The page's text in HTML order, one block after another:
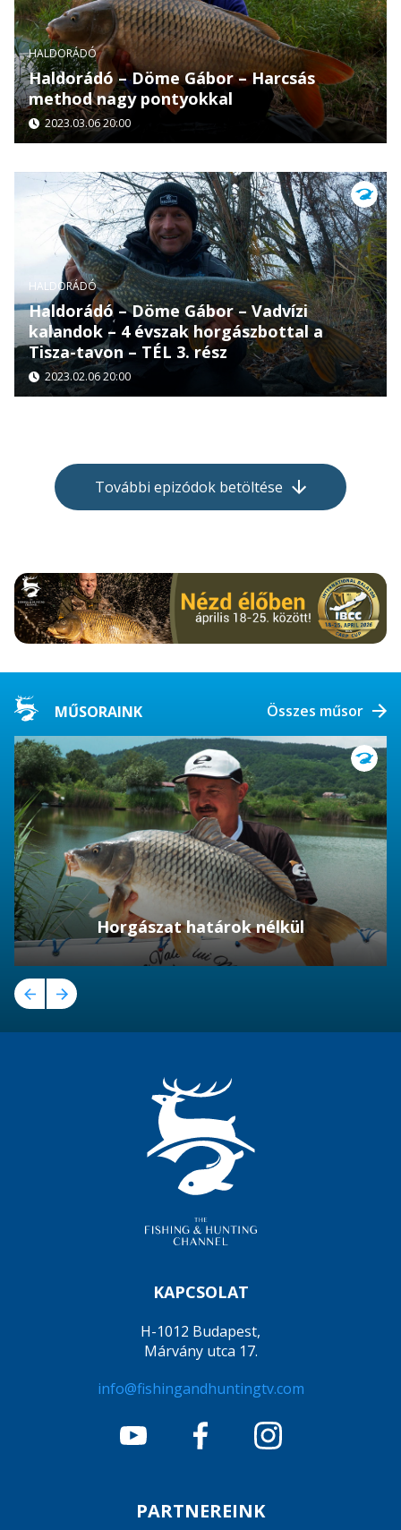
HALDORÁDÓ
Haldorádó – Döme Gábor – Harcsás
method nagy pontyokkal
2023.03.06 20:00
HALDORÁDÓ
Haldorádó – Döme Gábor – Vadvízi
kalandok – 4 évszak horgászbottal a
Tisza-tavon – TÉL 3. rész
2023.02.06 20:00
További epizódok betöltése
MŰSORAINK Összes műsor
Horgászat határok nélkül
KAPCSOLAT
H-1012 Budapest,
Márvány utca 17.
info@fishingandhuntingtv.com
PARTNEREINK